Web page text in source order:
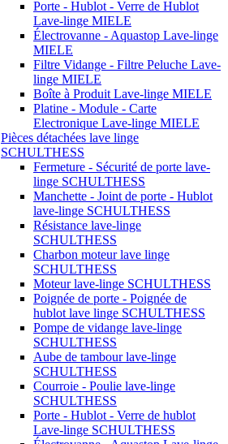
Porte - Hublot - Verre de Hublot
Lave-linge MIELE
Électrovanne - Aquastop Lave-linge
MIELE
Filtre Vidange - Filtre Peluche Lave-
linge MIELE
Boîte à Produit Lave-linge MIELE
Platine - Module - Carte
Electronique Lave-linge MIELE
Pièces détachées lave linge
SCHULTHESS
Fermeture - Sécurité de porte lave-
linge SCHULTHESS
Manchette - Joint de porte - Hublot
lave-linge SCHULTHESS
Résistance lave-linge
SCHULTHESS
Charbon moteur lave linge
SCHULTHESS
Moteur lave-linge SCHULTHESS
Poignée de porte - Poignée de
hublot lave linge SCHULTHESS
Pompe de vidange lave-linge
SCHULTHESS
Aube de tambour lave-linge
SCHULTHESS
Courroie - Poulie lave-linge
SCHULTHESS
Porte - Hublot - Verre de hublot
Lave-linge SCHULTHESS